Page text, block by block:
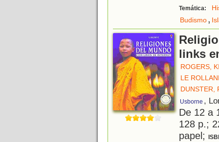
Temática:
Budismo,
links
ROGERS,
LE
DUNSTER,
Usborne ,
De 12 a
128 p.;
papel;